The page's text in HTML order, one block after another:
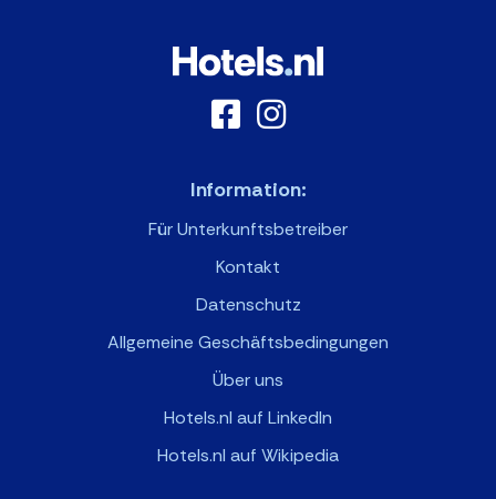
Information:
Für Unterkunftsbetreiber
Kontakt
Datenschutz
Allgemeine Geschäftsbedingungen
Über uns
Hotels.nl auf LinkedIn
Hotels.nl auf Wikipedia